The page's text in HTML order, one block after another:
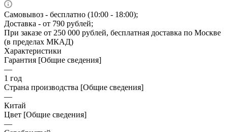
Самовывоз - бесплатно (10:00 - 18:00);
Доставка - от 790 рублей;
При заказе от 250 000 рублей, бесплатная доставка по Москве
(в пределах МКАД)
Характеристики
Гарантия [Общие сведения]
—
1 год
Страна производства [Общие сведения]
—
Китай
Цвет [Общие сведения]
—